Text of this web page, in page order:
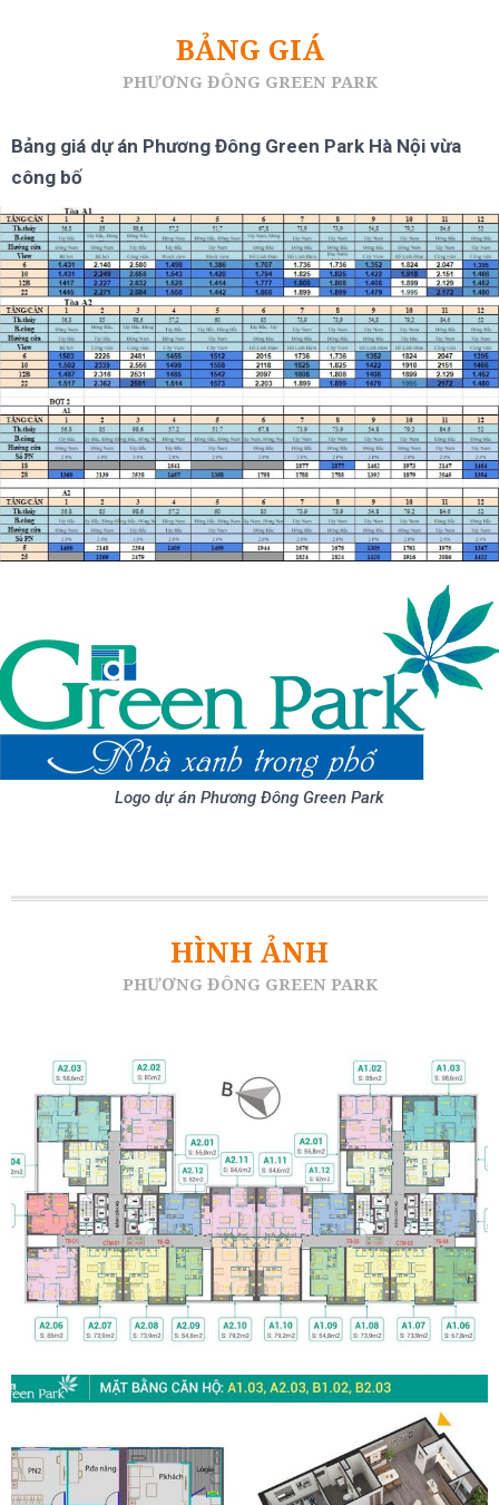
BẢNG GIÁ
PHƯƠNG ĐÔNG GREEN PARK
Bảng giá dự án Phương Đông Green Park Hà Nội vừa
công bố
Logo dự án Phương Đông Green Park
HÌNH ẢNH
PHƯƠNG ĐÔNG GREEN PARK